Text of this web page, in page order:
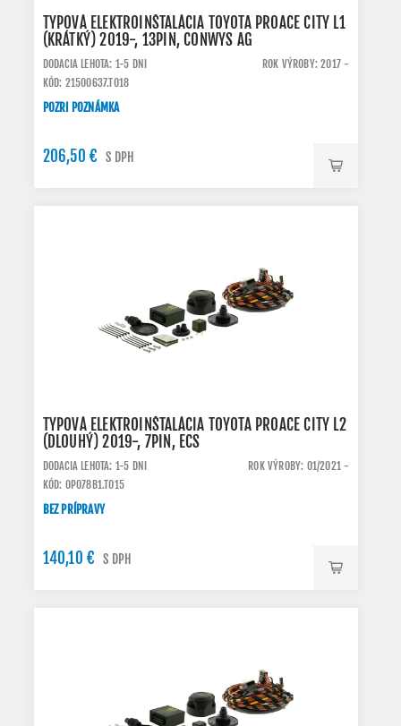
TYPOVÁ ELEKTROINŠTALÁCIA TOYOTA PROACE CITY L1
(KRÁTKÝ) 2019-, 13PIN, CONWYS AG
DODACIA LEHOTA: 1-5 DNI
ROK VÝROBY: 2017 -
KÓD: 21500637.TO18
POZRI POZNÁMKA
206,50 € S DPH
TYPOVÁ ELEKTROINŠTALÁCIA TOYOTA PROACE CITY L2
(DLOUHÝ) 2019-, 7PIN, ECS
DODACIA LEHOTA: 1-5 DNI
ROK VÝROBY: 01/2021 -
KÓD: OP078B1.TO15
BEZ PRÍPRAVY
140,10 € S DPH